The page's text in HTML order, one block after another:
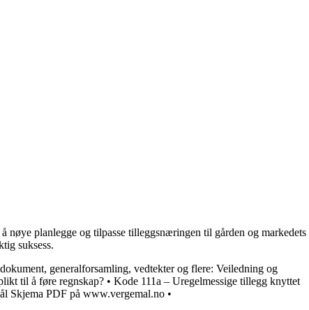
planlegge og tilpasse tilleggsnæringen til gården og markedets
suksess.
generalforsamling, vedtekter og flere: Veiledning og
til å føre regnskap? • Kode 111a – Uregelmessige tillegg knyttet
Skjema PDF på www.vergemal.no •